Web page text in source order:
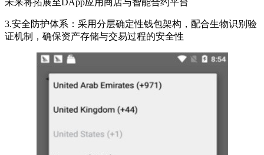
未来将拓展至DApp应用商店与智能合约平台
3.安全防护体系：采用分层确定性钱包架构，配合生物识别验
证机制，确保资产存储与交易过程的安全性